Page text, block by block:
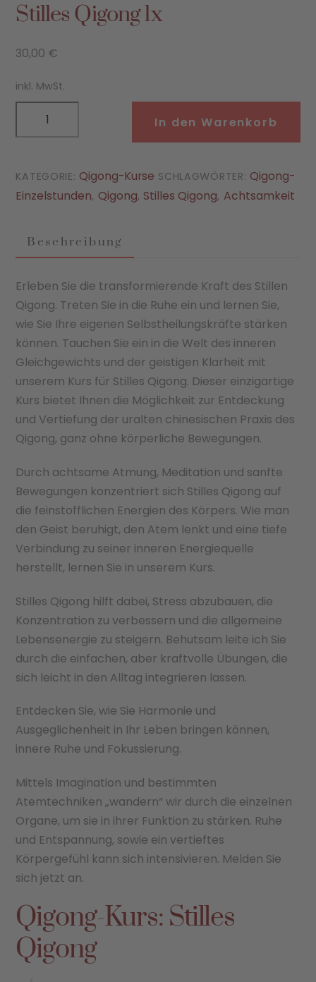
Stilles Qigong 1x
30,00 €
inkl. MwSt.
In den Warenkorb
KATEGORIE: Qigong-Kurse SCHLAGWÖRTER: Qigong-
Einzelstunden, Qigong, Stilles Qigong, Achtsamkeit
Beschreibung
Erleben Sie die transformierende Kraft des Stillen
Qigong. Treten Sie in die Ruhe ein und lernen Sie,
wie Sie Ihre eigenen Selbstheilungskräfte stärken
können. Tauchen Sie ein in die Welt des inneren
Gleichgewichts und der geistigen Klarheit mit
unserem Kurs für Stilles Qigong. Dieser einzigartige
Kurs bietet Ihnen die Möglichkeit zur Entdeckung
und Vertiefung der uralten chinesischen Praxis des
Qigong, ganz ohne körperliche Bewegungen.
Durch achtsame Atmung, Meditation und sanfte
Bewegungen konzentriert sich Stilles Qigong auf
die feinstofflichen Energien des Körpers. Wie man
den Geist beruhigt, den Atem lenkt und eine tiefe
Verbindung zu seiner inneren Energiequelle
herstellt, lernen Sie in unserem Kurs.
Stilles Qigong hilft dabei, Stress abzubauen, die
Konzentration zu verbessern und die allgemeine
Lebensenergie zu steigern. Behutsam leite ich Sie
durch die einfachen, aber kraftvolle Übungen, die
sich leicht in den Alltag integrieren lassen.
Entdecken Sie, wie Sie Harmonie und
Ausgeglichenheit in Ihr Leben bringen können,
innere Ruhe und Fokussierung.
Mittels Imagination und bestimmten
Atemtechniken „wandern“ wir durch die einzelnen
Organe, um sie in ihrer Funktion zu stärken. Ruhe
und Entspannung, sowie ein vertieftes
Körpergefühl kann sich intensivieren. Melden Sie
sich jetzt an.
Qigong-Kurs: Stilles
Qigong